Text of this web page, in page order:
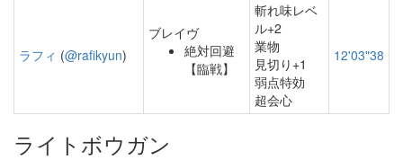
ラフィ (@rafikyun)
ブレイヴ
絶対回避
【臨戦】
斬れ味レベ
ル+2
業物
見切り+1
弱点特効
超会心
12'03"38
ライトボウガン